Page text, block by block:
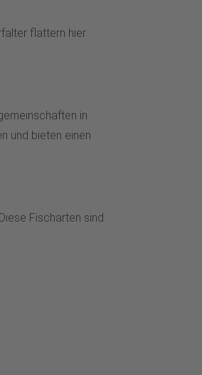
flattern hier
in
und bieten einen
Fischarten sind